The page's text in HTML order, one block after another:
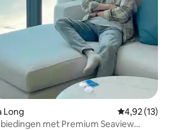
Long Gemiddelde
4,92 (13)
met Premium Seaview